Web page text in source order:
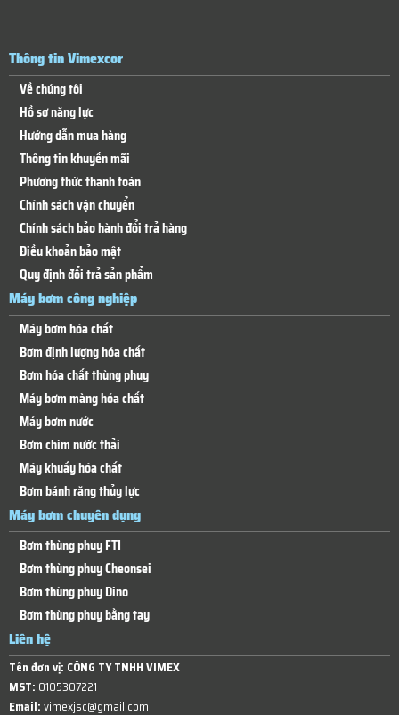
Thông tin Vimexcor
Về chúng tôi
Hồ sơ năng lực
Hướng dẫn mua hàng
Thông tin khuyến mãi
Phương thức thanh toán
Chính sách vận chuyển
Chính sách bảo hành đổi trả hàng
Điều khoản bảo mật
Quy định đổi trả sản phẩm
Máy bơm công nghiệp
Máy bơm hóa chất
Bơm định lượng hóa chất
Bơm hóa chất thùng phuy
Máy bơm màng hóa chất
Máy bơm nước
Bơm chìm nước thải
Máy khuấy hóa chất
Bơm bánh răng thủy lực
Máy bơm chuyên dụng
Bơm thùng phuy FTI
Bơm thùng phuy Cheonsei
Bơm thùng phuy Dino
Bơm thùng phuy bằng tay
Liên hệ
Tên đơn vị: CÔNG TY TNHH VIMEX
MST: 0105307221
Email:vimexjsc@gmail.com